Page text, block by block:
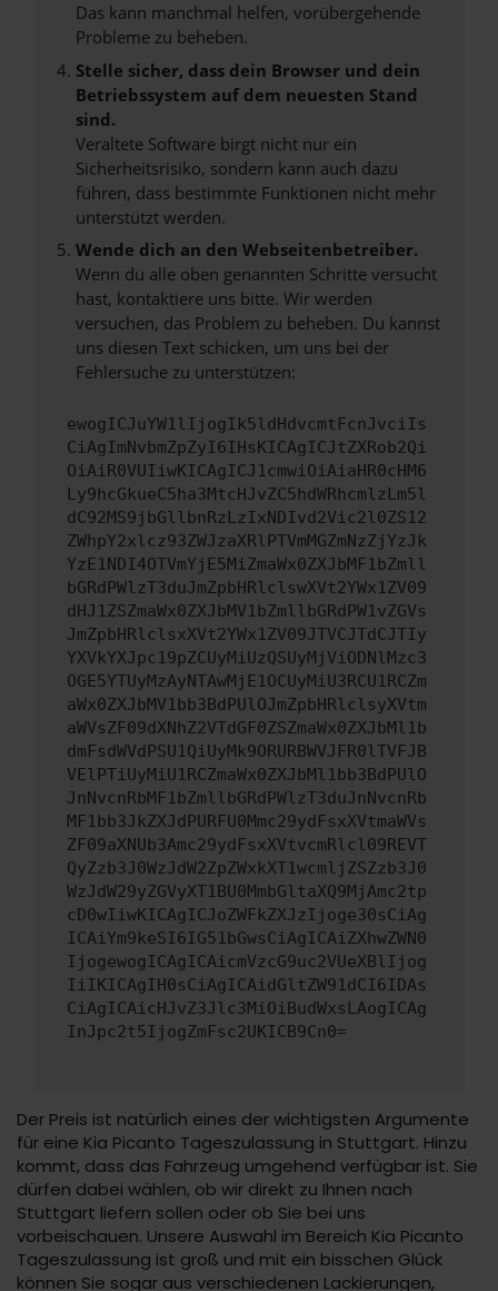
Das kann manchmal helfen, vorübergehende
Probleme zu beheben.
Stelle sicher, dass dein Browser und dein
Betriebssystem auf dem neuesten Stand
sind.
Veraltete Software birgt nicht nur ein
Sicherheitsrisiko, sondern kann auch dazu
führen, dass bestimmte Funktionen nicht mehr
unterstützt werden.
Wende dich an den Webseitenbetreiber.
Wenn du alle oben genannten Schritte versucht
hast, kontaktiere uns bitte. Wir werden
versuchen, das Problem zu beheben. Du kannst
uns diesen Text schicken, um uns bei der
Fehlersuche zu unterstützen:
ewogICJuYW1lIjogIk5ldHdvcmtFcnJvciIs
CiAgImNvbmZpZyI6IHsKICAgICJtZXRob2Qi
OiAiR0VUIiwKICAgICJ1cmwiOiAiaHR0cHM6
Ly9hcGkueC5ha3MtcHJvZC5hdWRhcmlzLm5l
dC92MS9jbGllbnRzLzIxNDIvd2Vic2l0ZS12
ZWhpY2xlcz93ZWJzaXRlPTVmMGZmNzZjYzJk
YzE1NDI4OTVmYjE5MiZmaWx0ZXJbMF1bZmll
bGRdPWlzT3duJmZpbHRlclswXVt2YWx1ZV09
dHJ1ZSZmaWx0ZXJbMV1bZmllbGRdPW1vZGVs
JmZpbHRlclsxXVt2YWx1ZV09JTVCJTdCJTIy
YXVkYXJpc19pZCUyMiUzQSUyMjViODNlMzc3
OGE5YTUyMzAyNTAwMjE1OCUyMiU3RCU1RCZm
aWx0ZXJbMV1bb3BdPUlOJmZpbHRlclsyXVtm
aWVsZF09dXNhZ2VTdGF0ZSZmaWx0ZXJbMl1b
dmFsdWVdPSU1QiUyMk9ORURBWVJFR0lTVFJB
VElPTiUyMiU1RCZmaWx0ZXJbMl1bb3BdPUlO
JnNvcnRbMF1bZmllbGRdPWlzT3duJnNvcnRb
MF1bb3JkZXJdPURFU0Mmc29ydFsxXVtmaWVs
ZF09aXNUb3Amc29ydFsxXVtvcmRlcl09REVT
QyZzb3J0WzJdW2ZpZWxkXT1wcmljZSZzb3J0
WzJdW29yZGVyXT1BU0MmbGltaXQ9MjAmc2tp
cD0wIiwKICAgICJoZWFkZXJzIjoge30sCiAg
ICAiYm9keSI6IG51bGwsCiAgICAiZXhwZWN0
IjogewogICAgICAicmVzcG9uc2VUeXBlIjog
IiIKICAgIH0sCiAgICAidGltZW91dCI6IDAs
CiAgICAicHJvZ3Jlc3MiOiBudWxsLAogICAg
InJpc2t5IjogZmFsc2UKICB9Cn0=
Der Preis ist natürlich eines der wichtigsten Argumente
für eine Kia Picanto Tageszulassung in Stuttgart. Hinzu
kommt, dass das Fahrzeug umgehend verfügbar ist. Sie
dürfen dabei wählen, ob wir direkt zu Ihnen nach
Stuttgart liefern sollen oder ob Sie bei uns
vorbeischauen. Unsere Auswahl im Bereich Kia Picanto
Tageszulassung ist groß und mit ein bisschen Glück
können Sie sogar aus verschiedenen Lackierungen,